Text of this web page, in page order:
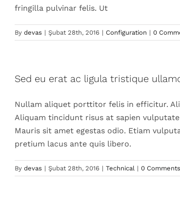
fringilla pulvinar felis. Ut
By devas | Şubat 28th, 2016 | Configuration | 0
Sed eu erat ac ligula tristique
Nullam aliquet porttitor felis in efficitur.
Aliquam tincidunt risus at sapien
Mauris sit amet egestas odio. Etiam
pretium lacus ante quis libero.
By devas | Şubat 28th, 2016 | Technical | 0 Comments